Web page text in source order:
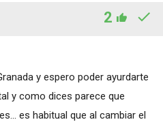
2
y espero poder ayurdarte
y como dices parece que
es habitual que al cambiar el